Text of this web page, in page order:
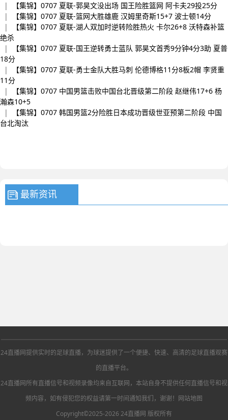
|
【集锦】0707 夏联-郭昊文没出场 国王险胜篮网 阿卡夫29投25分
|
【集锦】0707 夏联-篮网大胜雄鹿 汉姆里奇斯15+7 波士顿14分
|
【集锦】0707 夏联-湖人双加时逆转险胜热火 卡尔26+8 沃特森补篮
绝杀
|
【集锦】0707 夏联-国王逆转勇士蓝队 郭昊文首秀9分钟4分3助 夏普
18分
|
【集锦】0707 夏联-勇士金队大胜马刺 伦德博格11分8板2帽 李贤重
11分
|
【集锦】0707 中国男篮击败中国台北晋级第二阶段 赵继伟17+6 杨
瀚森10+5
|
【集锦】0707 韩国男篮2分险胜日本成功晋级世亚预第二阶段 中国
台北淘汰
最新资讯
24直播网提供实时的足球直播，为球迷提供了一个便捷、快速、高清的足球直播观赛
的直播平台。
24直播网所有直播信号和视频录像均来自互联网，本站自身不提供任何直播信号和视
频内容，如有侵犯您的权益请第一时间通知我们，谢谢！ 网站地图
Copyright©2025-2026 24直播网 版权所有